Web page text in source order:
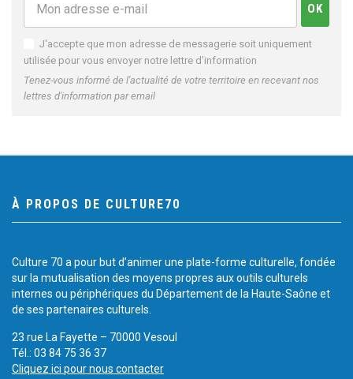
J'accepte que mon adresse de messagerie soit uniquement
utilisée pour vous envoyer notre lettre d'information
Tenez-vous informé de l'actualité de votre territoire en recevant nos
lettres d'information par email
À PROPOS DE CULTURE70
Culture 70 a pour but d’animer une plate-forme culturelle, fondée
sur la mutualisation des moyens propres aux outils culturels
internes ou périphériques du Département de la Haute-Saône et
de ses partenaires culturels.
23 rue La Fayette – 70000 Vesoul
Tél.: 03 84 75 36 37
Cliquez ici pour nous contacter